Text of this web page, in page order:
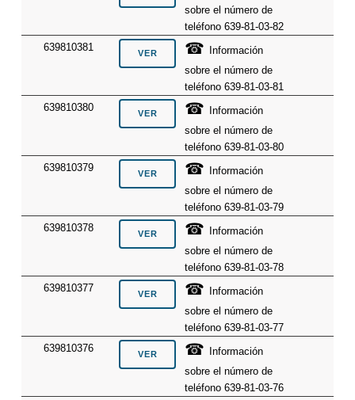
sobre el número de
teléfono 639-81-03-82
639810381
☎
Información
sobre el número de
teléfono 639-81-03-81
639810380
☎
Información
sobre el número de
teléfono 639-81-03-80
639810379
☎
Información
sobre el número de
teléfono 639-81-03-79
639810378
☎
Información
sobre el número de
teléfono 639-81-03-78
639810377
☎
Información
sobre el número de
teléfono 639-81-03-77
639810376
☎
Información
sobre el número de
teléfono 639-81-03-76